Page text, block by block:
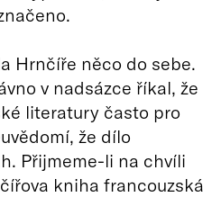
Hrnčíře něco do sebe.
v nadsázce říkal, že
literatury často pro
že dílo
Přijmeme-li na chvíli
kniha francouzská